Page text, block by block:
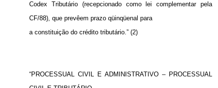
Codex Tributário (recepcionado como lei complementar pela
CF/88), que prevêem prazo qüinqüenal para
a constituição do crédito tributário.” (2)
“PROCESSUAL CIVIL E ADMINISTRATIVO – PROCESSUAL